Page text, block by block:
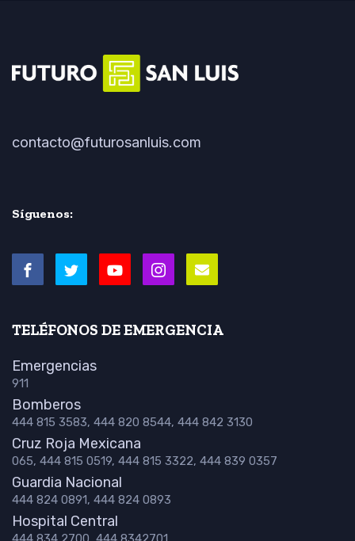
contacto@futurosanluis.com
Síguenos:
TELÉFONOS DE EMERGENCIA
Emergencias
911
Bomberos
444 815 3583, 444 820 8544, 444 842 3130
Cruz Roja Mexicana
065, 444 815 0519, 444 815 3322, 444 839 0357
Guardia Nacional
444 824 0891, 444 824 0893
Hospital Central